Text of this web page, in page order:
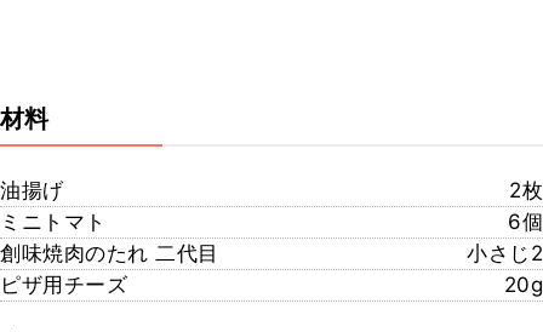
材料
油揚げ
2枚
ミニトマト
6個
創味焼肉のたれ 二代目
小さじ2
ピザ用チーズ
20g